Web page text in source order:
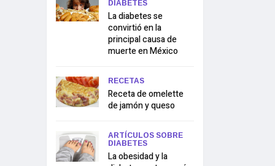
DIABETES
La diabetes se
convirtió en la
principal causa de
muerte en México
RECETAS
Receta de omelette
de jamón y queso
ARTÍCULOS SOBRE
DIABETES
La obesidad y la